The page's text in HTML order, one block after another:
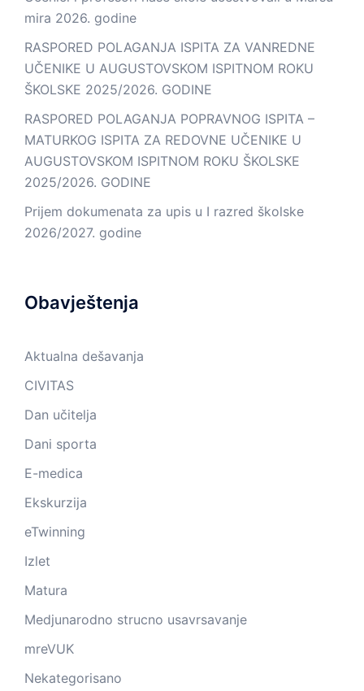
mira 2026. godine
RASPORED POLAGANJA ISPITA ZA VANREDNE
UČENIKE U AUGUSTOVSKOM ISPITNOM ROKU
ŠKOLSKE 2025/2026. GODINE
RASPORED POLAGANJA POPRAVNOG ISPITA –
MATURKOG ISPITA ZA REDOVNE UČENIKE U
AUGUSTOVSKOM ISPITNOM ROKU ŠKOLSKE
2025/2026. GODINE
Prijem dokumenata za upis u I razred školske
2026/2027. godine
Obavještenja
Aktualna dešavanja
CIVITAS
Dan učitelja
Dani sporta
E-medica
Ekskurzija
eTwinning
Izlet
Matura
Medjunarodno strucno usavrsavanje
mreVUK
Nekategorisano